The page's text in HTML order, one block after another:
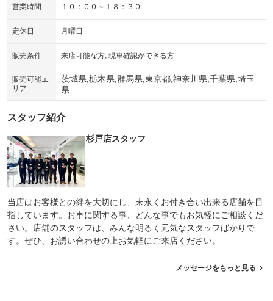
営業時間 １０：００～１８：３０
定休日 月曜日
販売条件 来店可能な方, 現車確認ができる方
販売可能エ
リア
茨城県,栃木県,群馬県,東京都,神奈川県,千葉県,埼玉
県
スタッフ紹介
杉戸店スタッフ
当店はお客様との絆を大切にし、末永くお付き合い出来る店舗を目
指しています。お車に関する事、どんな事でもお気軽にご相談くだ
さい。店舗のスタッフは、みんな明るく元気なスタッフばかりで
す。ぜひ、お誘い合わせの上お気軽にご来店ください。
メッセージをもっと見る